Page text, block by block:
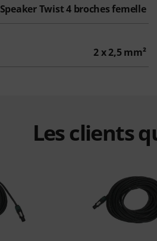
Speaker Twist 4 broches femelle
2 x 2,5 mm²
Les clients